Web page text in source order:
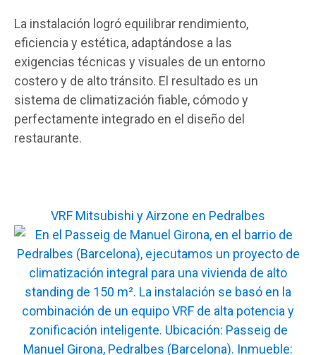
La instalación logró equilibrar rendimiento,
eficiencia y estética, adaptándose a las
exigencias técnicas y visuales de un entorno
costero y de alto tránsito. El resultado es un
sistema de climatización fiable, cómodo y
perfectamente integrado en el diseño del
restaurante.
VRF Mitsubishi y Airzone en Pedralbes